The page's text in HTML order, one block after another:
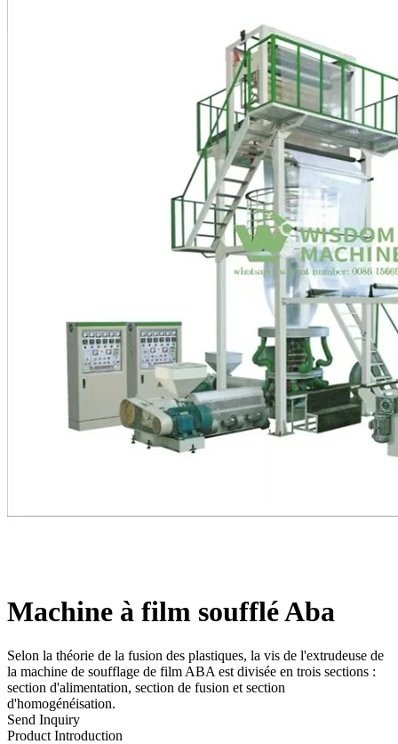
Machine à film soufflé Aba
Selon la théorie de la fusion des plastiques, la vis de l'extrudeuse de
la machine de soufflage de film ABA est divisée en trois sections :
section d'alimentation, section de fusion et section
d'homogénéisation.
Send Inquiry
Product Introduction